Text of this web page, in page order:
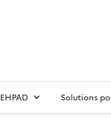
Solutions